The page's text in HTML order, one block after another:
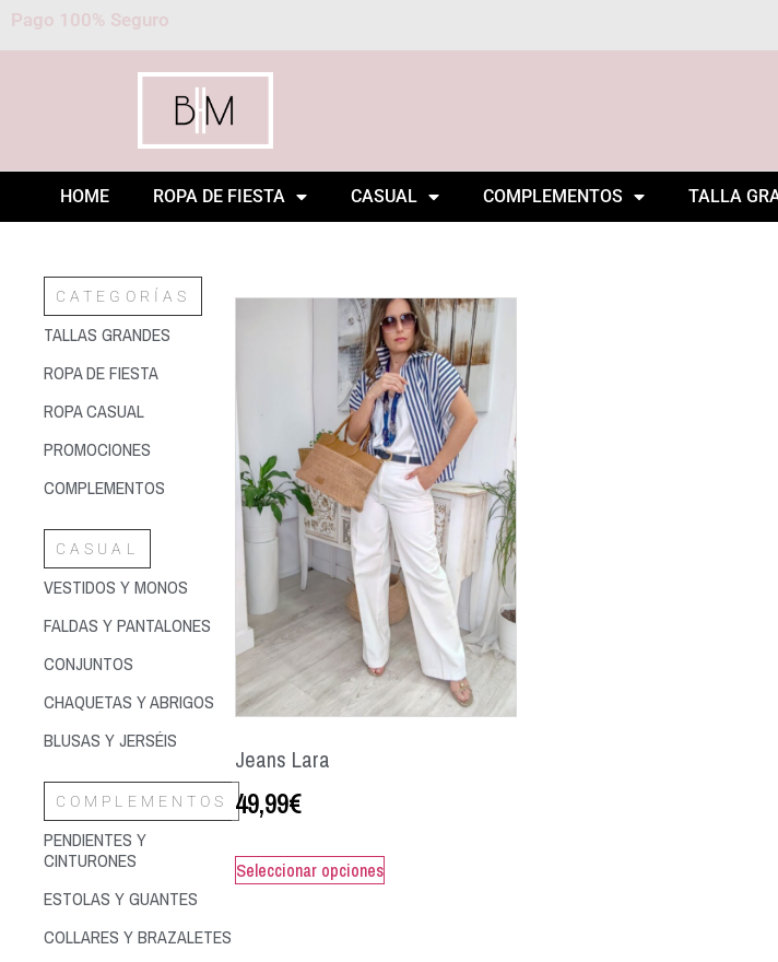
Pago 100% Seguro
HOME ROPA DE FIESTA CASUAL COMPLEMENTOS TALLA
CATEGORÍAS
TALLAS GRANDES
ROPA DE FIESTA
ROPA CASUAL
PROMOCIONES
COMPLEMENTOS
CASUAL
VESTIDOS Y MONOS
FALDAS Y PANTALONES
CONJUNTOS
CHAQUETAS Y ABRIGOS
BLUSAS Y JERSÉIS
COMPLEMENTOS
PENDIENTES Y
CINTURONES
ESTOLAS Y GUANTES
COLLARES Y BRAZALETES
Jeans Lara
49,99€
Seleccionar opciones